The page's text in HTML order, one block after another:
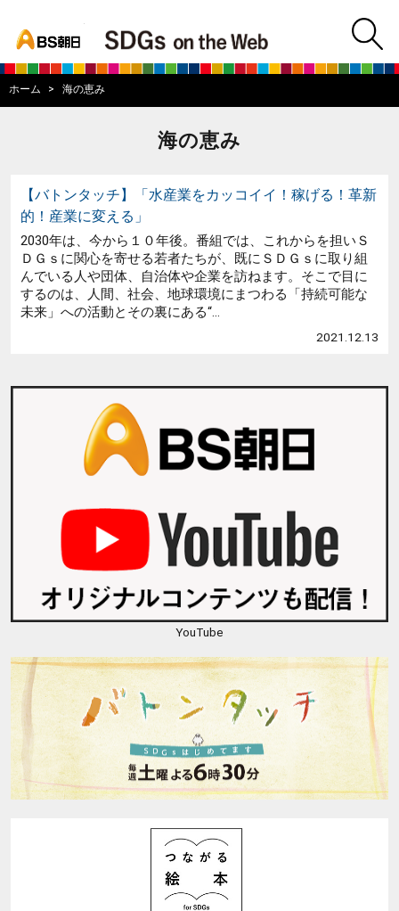
BS朝日SDGs
ホーム 海の恵み
海の恵み
【バトンタッチ】「水産業をカッコイイ！稼げる！革新
的！産業に変える」
2030年は、今から１０年後。番組では、これからを担いＳ
ＤＧｓに関心を寄せる若者たちが、既にＳＤＧｓに取り組
んでいる人や団体、自治体や企業を訪ねます。そこで目に
するのは、人間、社会、地球環境にまつわる「持続可能な
未来」への活動とその裏にある“...
2021.12.13
YouTube